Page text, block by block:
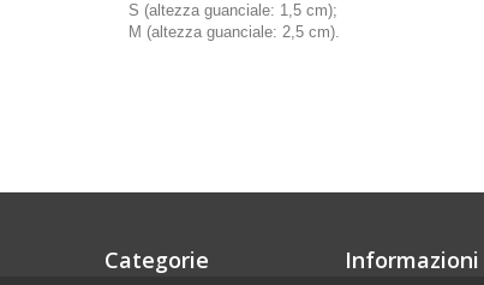
S (altezza guanciale: 1,5 cm);
M (altezza guanciale: 2,5 cm).
Categorie Informazioni